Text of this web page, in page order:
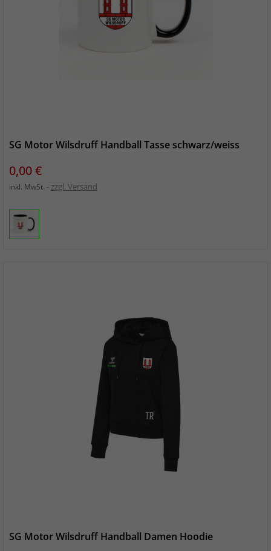
SG Motor Wilsdruff Handball Tasse schwarz/weiss
Preis
0,00 €
inkl. MwSt. zzgl. Versand
SG Motor Wilsdruff Handball Damen Hoodie